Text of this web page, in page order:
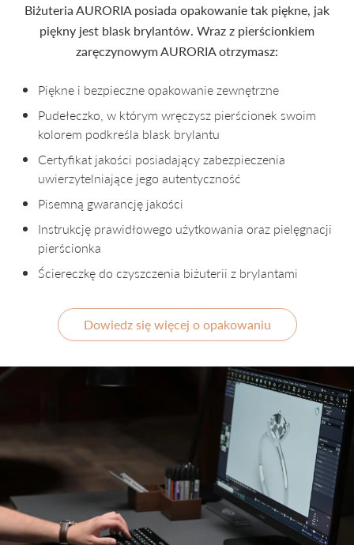
Biżuteria AURORIA posiada opakowanie tak piękne, jak
piękny jest blask brylantów. Wraz z pierścionkiem
zaręczynowym AURORIA otrzymasz:
Piękne i bezpieczne opakowanie zewnętrzne
Pudełeczko, w którym wręczysz pierścionek swoim
kolorem podkreśla blask brylantu
Certyfikat jakości posiadający zabezpieczenia
uwierzytelniające jego autentyczność
Pisemną gwarancję jakości
Instrukcję prawidłowego użytkowania oraz pielęgnacji
pierścionka
Ściereczkę do czyszczenia biżuterii z brylantami
Dowiedz się więcej o opakowaniu